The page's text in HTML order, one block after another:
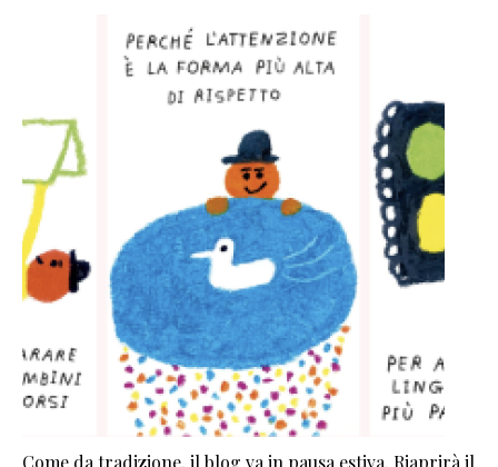
Come da tradizione, il blog va in pausa estiva. Riaprirà il